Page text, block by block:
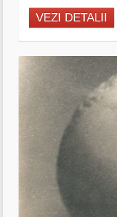
VEZI DETALII